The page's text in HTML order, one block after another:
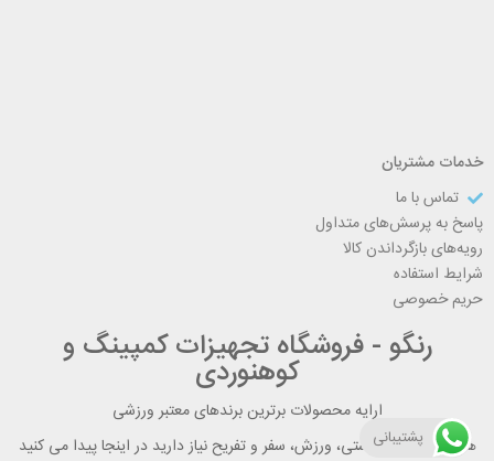
خدمات مشتریان
تماس با ما
پاسخ به پرسش‌های متداول
رویه‌های بازگرداندن کالا
شرایط استفاده
حریم خصوصی
رنگو - فروشگاه تجهیزات کمپینگ و
کوهنوردی
ارایه محصولات برترین برندهای معتبر ورزشی
هر آنچه برای تندرستی، ورزش، سفر و تفریح نیاز دارید در اینجا پیدا می کنید
پشتیبانی